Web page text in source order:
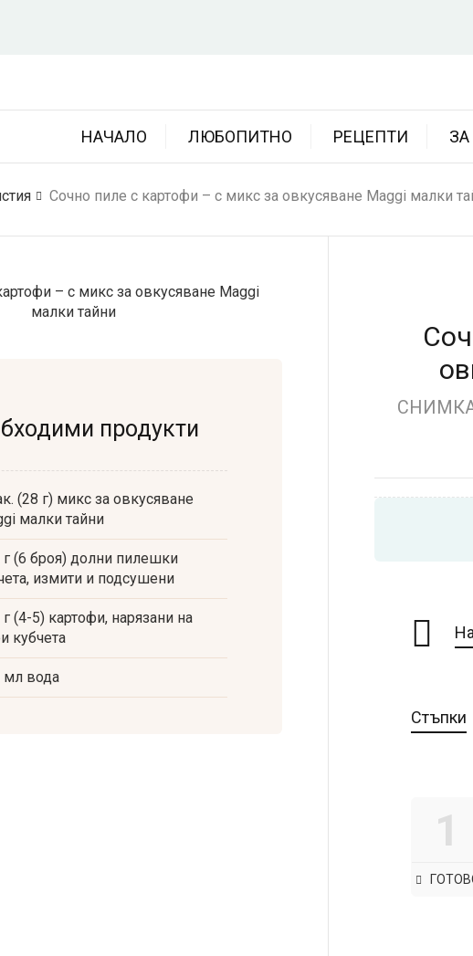
НАЧАЛО ЛЮБОПИТНО РЕЦЕПТИ
Сочно пиле с картофи – с микс за овкусяване Maggi малки
продукти
(28 г) микс за овкусяване
малки тайни
г (6 броя) долни пилешки
измити и подсушени
(4-5) картофи, нарязани на
кубчета
мл вода
СНИМКА:
Стъпки
1